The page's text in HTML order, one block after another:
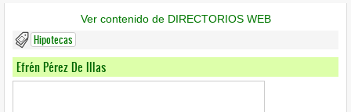
Ver contenido de DIRECTORIOS WEB
Hipotecas
Efrén Pérez De Illas